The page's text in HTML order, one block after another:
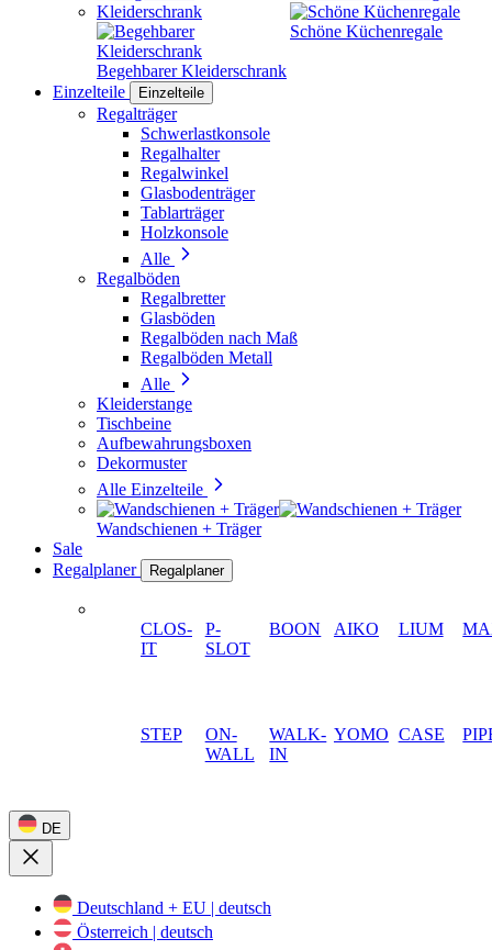
Begehbarer Kleiderschrank
Schöne Küchenregale
Einzelteile Einzelteile
Regalträger
Schwerlastkonsole
Regalhalter
Regalwinkel
Glasbodenträger
Tablarträger
Holzkonsole
Alle
Regalböden
Regalbretter
Glasböden
Regalböden nach Maß
Regalböden Metall
Alle
Kleiderstange
Tischbeine
Aufbewahrungsboxen
Dekormuster
Alle Einzelteile
Wandschienen + Träger
Sale
Regalplaner
Regalplaner
CLOS-
IT
P-
SLOT
BOON AIKO LIUM
STEP
ON-
WALL
WALK-
IN
YOMO CASE
DE
Deutschland + EU | deutsch
Österreich | deutsch